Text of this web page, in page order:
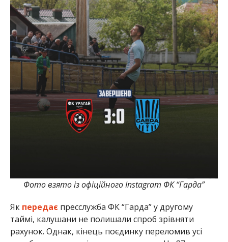
Фото взято із офіційного Instagram ФК “Гарда”
Як передає пресслужба ФК “Гарда” у другому
таймі, калушани не полишали спроб зрівняти
рахунок. Однак, кінець поєдинку переломив усі